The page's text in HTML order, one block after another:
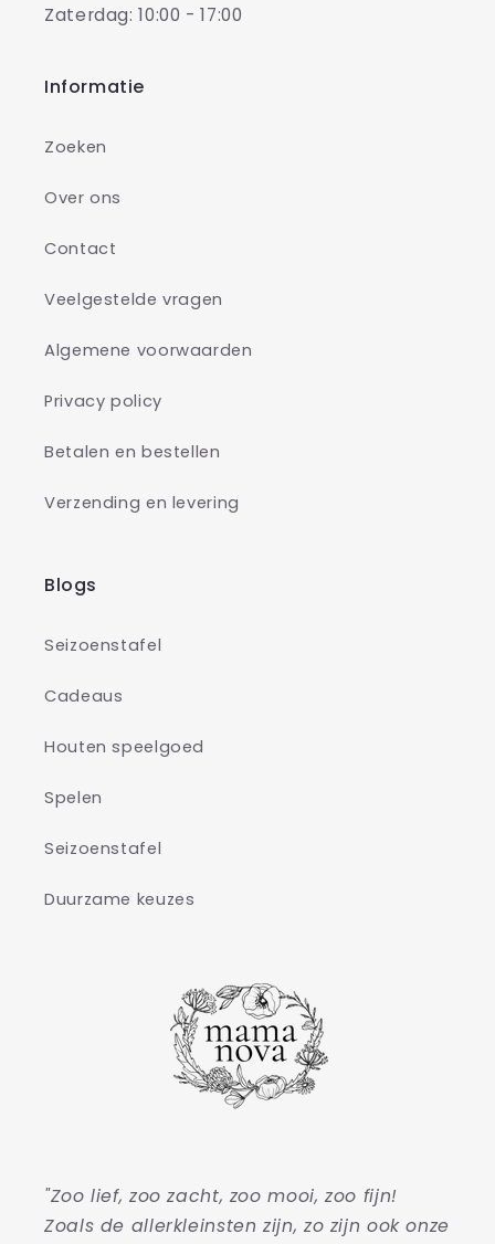
Zaterdag: 10:00 - 17:00
Informatie
Zoeken
Over ons
Contact
Veelgestelde vragen
Algemene voorwaarden
Privacy policy
Betalen en bestellen
Verzending en levering
Blogs
Seizoenstafel
Cadeaus
Houten speelgoed
Spelen
Seizoenstafel
Duurzame keuzes
"Zoo lief, zoo zacht, zoo mooi, zoo fijn!
Zoals de allerkleinsten zijn, zo zijn ook onze